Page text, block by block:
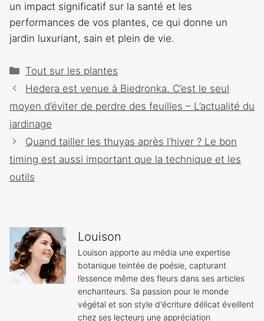
un impact significatif sur la santé et les
performances de vos plantes, ce qui donne un
jardin luxuriant, sain et plein de vie.
Catégories
Tout sur les plantes
Navigation
articles
Hedera est venue à Biedronka. C’est le seul
moyen d’éviter de perdre des feuilles – L’actualité du
jardinage
Quand tailler les thuyas après l’hiver ? Le bon
timing est aussi important que la technique et les
outils
Louison
Louison apporte au média une expertise
botanique teintée de poésie, capturant
l’essence même des fleurs dans ses articles
enchanteurs. Sa passion pour le monde
végétal et son style d'écriture délicat éveillent
chez ses lecteurs une appréciation